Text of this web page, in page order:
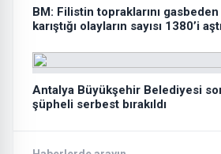
BM: Filistin topraklarını
karıştığı olayların sayısı 1380’i
Antalya Büyükşehir Belediyesi
şüpheli serbest bırakıldı